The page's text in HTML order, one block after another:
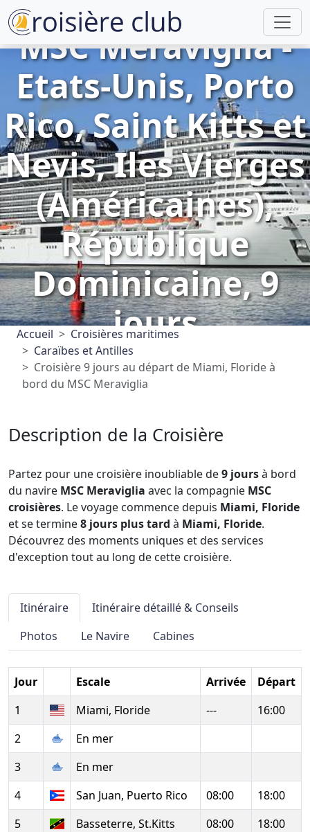
MSC Meraviglia -
Etats-Unis, Porto
Rico, Saint Kitts et
Nevis, Iles Vierges
(Américaines),
République
Dominicaine, 9
jours
Accueil
Croisières maritimes
Caraïbes et Antilles
Croisière 9 jours au départ de Miami, Floride à
bord du MSC Meraviglia
Description de la Croisière
Partez pour une croisière inoubliable de9 joursà bord
du navire MSC Meraviglia avec la compagnie MSC
croisières. Le voyage commence depuis Miami, Floride
et se termine8 jours plus tard à Miami, Floride.
Découvrez des moments uniques et des services
d'exception tout au long de cette croisière.
Itinéraire
Itinéraire détaillé & Conseils
Photos
Le Navire Cabines
Jour Escale Arrivée
Départ
1
Miami, Floride ---
16:00
2
En mer
3
En mer
4
San Juan, Puerto Rico 08:00
18:00
5
Basseterre, St.Kitts 08:00
18:00